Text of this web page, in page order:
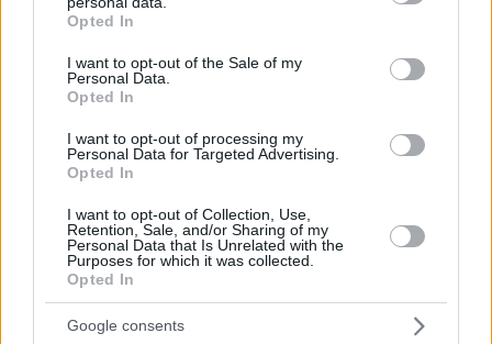
grant or deny consent to Google and its third-party tags to
use your data for below specified purposes in below Google
consent section.
Opted In
I want to opt-out of the Sale of my
Personal Data.
Opted In
I want to opt-out of processing my
Personal Data for Targeted Advertising.
Opted In
I want to opt-out of Collection, Use,
Retention, Sale, and/or Sharing of my
Personal Data that Is Unrelated with the
Purposes for which it was collected.
Opted In
Google consents
Άλογα χορεύουν πάνω σε σπασμένα
μπουκάλια στη Λέσβο - A Promise to
Animals: «Όταν η κριτική σε ένα έθιμο
09.08.2026, 11:37 77
Νεαρός Παλαιστίνιος κλείδωσε
ανήλικη στο σπίτι του στα Χανιά, την
έσωσαν οι φωνές της
09.08.2026, 10:38